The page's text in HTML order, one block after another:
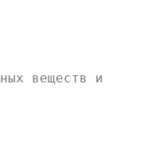
веществ и